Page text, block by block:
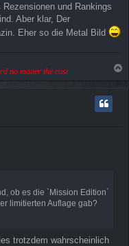
und Rankings
Aber klar, Der
Eher so die Metal Bild
no matter the cost
a
ob es die `Mission Edition`
limitierten Auflage gab?
trotzdem wahrscheinlich